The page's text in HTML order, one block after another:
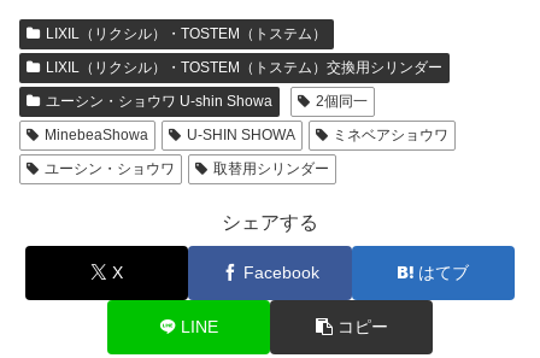
LIXIL（リクシル）・TOSTEM（トステム）
LIXIL（リクシル）・TOSTEM（トステム）交換用シリンダー
ユーシン・ショウワ U-shin Showa
2個同一
MinebeaShowa
U-SHIN SHOWA
ミネベアショウワ
ユーシン・ショウワ
取替用シリンダー
シェアする
X Facebook はてブ
LINE コピー